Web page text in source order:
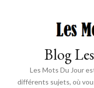
Blog
Les Mots Du Jour
différents sujets, où